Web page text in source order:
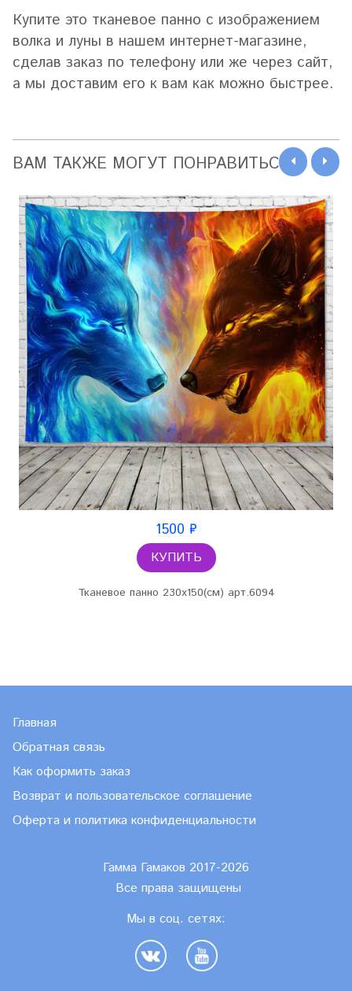
Купите это тканевое панно с изображением
волка и луны в нашем интернет-магазине,
сделав заказ по телефону или же через сайт,
а мы доставим его к вам как можно быстрее.
ВАМ ТАКЖЕ МОГУТ ПОНРАВИТЬСЯ
1500 ₽
КУПИТЬ
Тканевое панно 230х150(см) арт.6094
Главная
Обратная связь
Как оформить заказ
Возврат и пользовательское соглашение
Оферта и политика конфиденциальности
Гамма Гамаков 2017-2026
Все права защищены
Мы в соц. сетях: